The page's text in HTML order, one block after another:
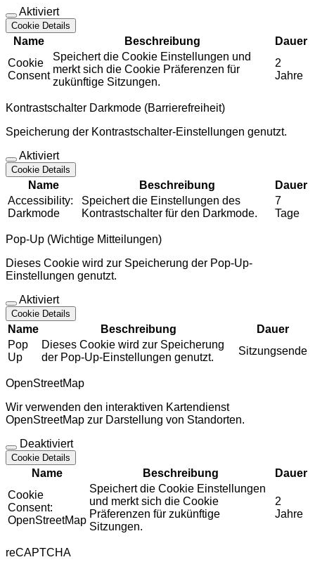
Aktiviert
Cookie Details
Name Beschreibung
Dauer
Cookie
Consent
Speichert die Cookie Einstellungen und
merkt sich die Cookie Präferenzen für
zukünftige Sitzungen.
2
Jahre
Kontrastschalter Darkmode (Barrierefreiheit)
Speicherung der Kontrastschalter-Einstellungen genutzt.
Aktiviert
Cookie Details
Name Beschreibung
Dauer
Accessibility:
Darkmode
Speichert die Einstellungen des
Kontrastschalter für den Darkmode.
7
Tage
Pop-Up (Wichtige Mitteilungen)
Dieses Cookie wird zur Speicherung der Pop-Up-
Einstellungen genutzt.
Aktiviert
Cookie Details
Name Beschreibung
Dauer
Pop
Up
Dieses Cookie wird zur Speicherung
der Pop-Up-Einstellungen genutzt.
Sitzungsende
OpenStreetMap
Wir verwenden den interaktiven Kartendienst
OpenStreetMap zur Darstellung von Standorten.
Deaktiviert
Cookie Details
Name Beschreibung
Dauer
Cookie
Consent:
OpenStreetMap
Speichert die Cookie Einstellungen
und merkt sich die Cookie
Präferenzen für zukünftige
Sitzungen.
2
Jahre
reCAPTCHA